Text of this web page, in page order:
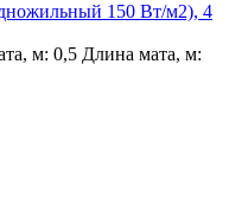
150 Вт/м2), 4
м: 0,5 Длина мата, м: